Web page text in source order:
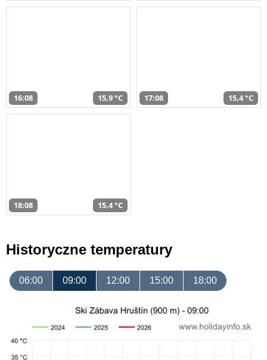
16:08 15,9 °C 17:08 15,4 °C
18:08 15,4 °C
Historyczne temperatury
06:00 09:00 12:00 15:00 18:00